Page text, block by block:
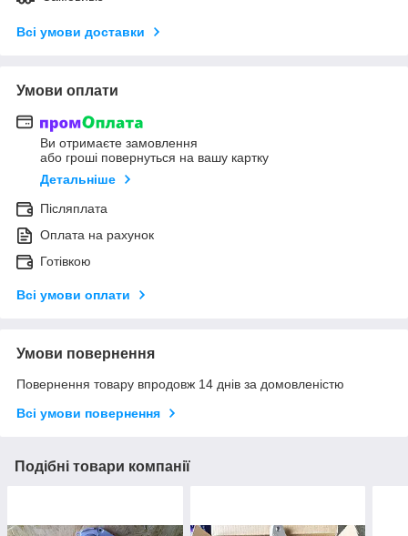
Всі умови доставки
Умови оплати
Ви отримаєте замовлення
або гроші повернуться на вашу картку
Детальніше
Післяплата
Оплата на рахунок
Готівкою
Всі умови оплати
Умови повернення
Повернення товару впродовж 14 днів за домовленістю
Всі умови повернення
Подібні товари компанії